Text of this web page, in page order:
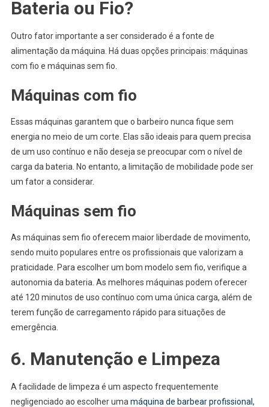
Bateria ou Fio?
Outro fator importante a ser considerado é a fonte de
alimentação da máquina. Há duas opções principais: máquinas
com fio e máquinas sem fio.
Máquinas com fio
Essas máquinas garantem que o barbeiro nunca fique sem
energia no meio de um corte. Elas são ideais para quem precisa
de um uso contínuo e não deseja se preocupar com o nível de
carga da bateria. No entanto, a limitação de mobilidade pode ser
um fator a considerar.
Máquinas sem fio
As máquinas sem fio oferecem maior liberdade de movimento,
sendo muito populares entre os profissionais que valorizam a
praticidade. Para escolher um bom modelo sem fio, verifique a
autonomia da bateria. As melhores máquinas podem oferecer
até 120 minutos de uso contínuo com uma única carga, além de
terem função de carregamento rápido para situações de
emergência.
6. Manutenção e Limpeza
A facilidade de limpeza é um aspecto frequentemente
negligenciado ao escolher uma máquina de barbear profissional ,